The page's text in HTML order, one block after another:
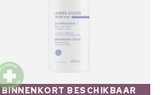
BINNENKORT BESCHIKBAAR